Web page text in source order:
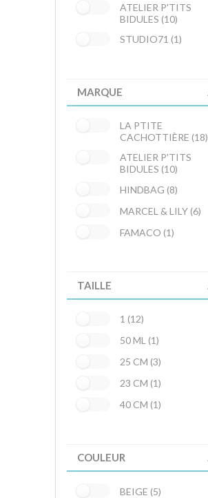
ATELIER P'TITS
BIDULES (10)
STUDIO71 (1)
MARQUE
LA PTITE
CACHOTTIÈRE (18)
ATELIER P'TITS
BIDULES (10)
HINDBAG (8)
MARCEL & LILY (6)
FAMACO (1)
TAILLE
1 (12)
50 ML (1)
25 CM (3)
23 CM (1)
40 CM (1)
COULEUR
BEIGE (5)